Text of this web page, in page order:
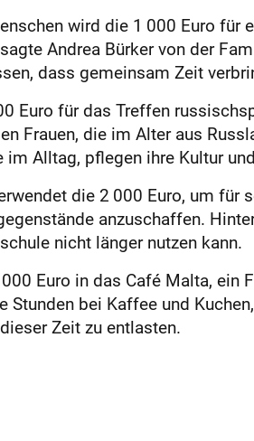
wird die 1 000 Euro für
Andrea Bürker von der
dass gemeinsam Zeit
Euro für das Treffen
Frauen, die im Alter aus
Alltag, pflegen ihre Kultur
die 2 000 Euro, um für
anzuschaffen.
nicht länger nutzen kann.
Euro in das Café Malta, ein
bei Kaffee und
Zeit zu entlasten.